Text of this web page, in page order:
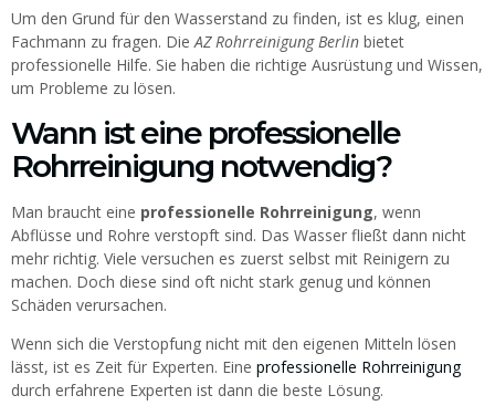
Um den Grund für den Wasserstand zu finden, ist es klug, einen
Fachmann zu fragen. DieAZ Rohrreinigung Berlin bietet
professionelle Hilfe. Sie haben die richtige Ausrüstung und Wissen,
um Probleme zu lösen.
Wann ist eine professionelle
Rohrreinigung notwendig?
Man braucht eine professionelle Rohrreinigung, wenn
Abflüsse und Rohre verstopft sind. Das Wasser fließt dann nicht
mehr richtig. Viele versuchen es zuerst selbst mit Reinigern zu
machen. Doch diese sind oft nicht stark genug und können
Schäden verursachen.
Wenn sich die Verstopfung nicht mit den eigenen Mitteln lösen
lässt, ist es Zeit für Experten. Eine professionelle Rohrreinigung
durch erfahrene Experten ist dann die beste Lösung.